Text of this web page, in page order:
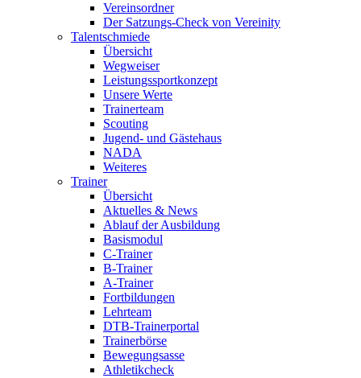
Vereinsordner
Der Satzungs-Check von Vereinity
Talentschmiede
Übersicht
Wegweiser
Leistungssportkonzept
Unsere Werte
Trainerteam
Scouting
Jugend- und Gästehaus
NADA
Weiteres
Trainer
Übersicht
Aktuelles & News
Ablauf der Ausbildung
Basismodul
C-Trainer
B-Trainer
A-Trainer
Fortbildungen
Lehrteam
DTB-Trainerportal
Trainerbörse
Bewegungsasse
Athletikcheck